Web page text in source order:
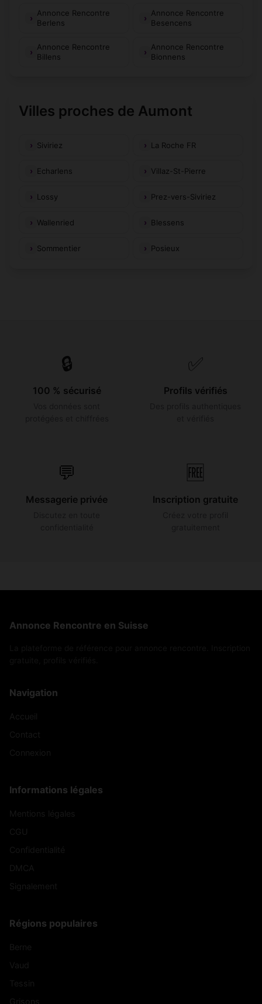
Annonce Rencontre
Berlens
Annonce Rencontre
Besencens
Annonce Rencontre
Billens
Annonce Rencontre
Bionnens
Villes proches de Aumont
Siviriez La Roche FR
Echarlens Villaz-St-Pierre
Lossy Prez-vers-Siviriez
Wallenried Blessens
Sommentier Posieux
🔒
100 % sécurisé
✅
Profils vérifiés
💬
Messagerie privée
🆓
Inscription gratuite
Annonce Rencontre en Suisse
Navigation
Informations légales
Régions populaires